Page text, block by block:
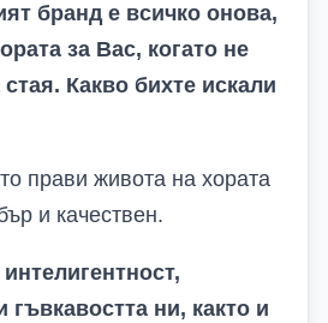
бранд е всичко онова,
за Вас, когато не
Какво бихте искали
прави живота на хората
и качествен.
гъвкавостта ни, както и